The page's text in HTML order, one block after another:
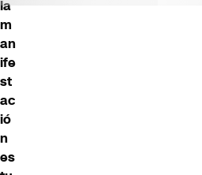
la
m
an
ife
st
ac
ió
n
es